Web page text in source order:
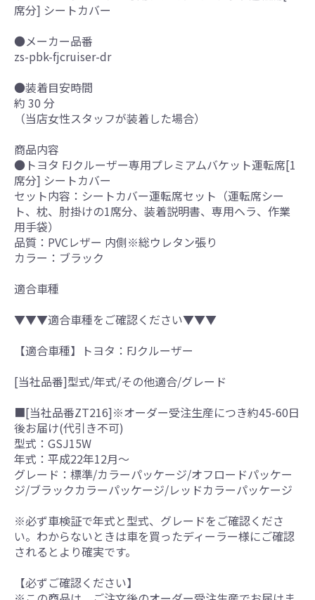
席分] シートカバー
●メーカー品番
zs-pbk-fjcruiser-dr
●装着目安時間
約 30 分
（当店女性スタッフが装着した場合）
商品内容
●トヨタ FJクルーザー専用プレミアムバケット運転席[1
席分] シートカバー
セット内容：シートカバー運転席セット（運転席シー
ト、枕、肘掛けの1席分、装着説明書、専用ヘラ、作業
用手袋）
品質：PVCレザー 内側※総ウレタン張り
カラー：ブラック
適合車種
▼▼▼適合車種をご確認ください▼▼▼
【適合車種】トヨタ：FJクルーザー
[当社品番]型式/年式/その他適合/グレード
■[当社品番ZT216]※オーダー受注生産につき約45-60日
後お届け(代引き不可)
型式：GSJ15W
年式：平成22年12月～
グレード：標準/カラーパッケージ/オフロードパッケー
ジ/ブラックカラーパッケージ/レッドカラーパッケージ
※必ず車検証で年式と型式、グレードをご確認くださ
い。わからないときは車を買ったディーラー様にご確認
されるとより確実です。
【必ずご確認ください】